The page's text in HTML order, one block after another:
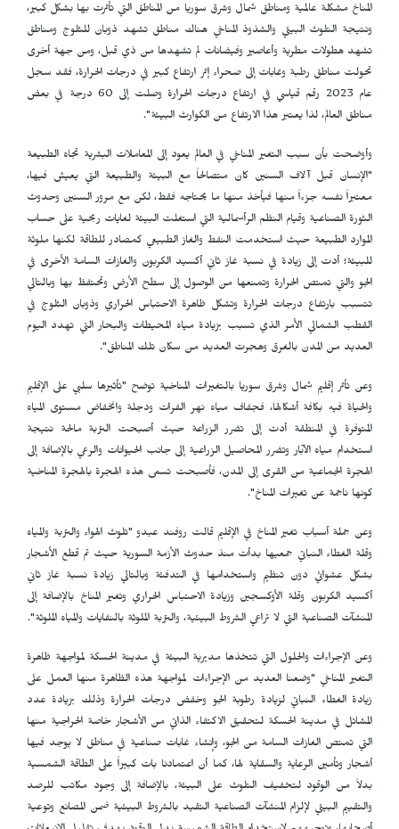
المناخ مشكلة عالمية ومناطق شمال وشرق سوريا من المناطق التي تأثرت بها بشكل كبير،
ونتيجة التلوث البيئي والشذوذ المناخي هناك مناطق تشهد ذوبان للثلوج ومناطق
تشهد هطولات مطرية وأعاصير وفيضانات لم تشهدها من ذي قبل، ومن جهة أخرى
تحولت مناطق رطبة وغابات إلى صحراء إثر ارتفاع كبير في درجات الحرارة، فقد سجل
عام 2023 رقم قياسي في ارتفاع درجات الحرارة وصلت إلى 60 درجة في بعض
مناطق العالم، لذا يعتبر هذا الارتفاع من الكوارث البيئة".
وأوضحت بأن سبب التغير المناخي في العالم يعود إلى المعاملات البشرية تجاه الطبيعة
"الإنسان قبل آلاف السنين كان متصالحاً مع البيئة والطبيعة التي يعيش فيها،
معتبراً نفسه جزءاً منها فيأخذ منها ما يحتاجه فقط، لكن مع مرور السنين وحدوث
الثورة الصناعية وقيام النظم الرأسمالية التي استغلت البيئة لغايات ربحية على حساب
الموارد الطبيعة حيث استخدمت النفط والغاز الطبيعي كمصادر للطاقة لكنها ملوثة
للبيئة؛ أدت إلى زيادة في نسبة غاز ثاني أكسيد الكربون والغازات السامة الأخرى في
الجو والتي تمتص الحرارة وتمنعها من الوصول إلى سطح الأرض وتحتفظ بها وبالتالي
تتسبب بارتفاع درجات الحرارة وتشكل ظاهرة الاحتباس الحراري وذوبان الثلوج في
القطب الشمالي الأمر الذي تسبب بزيادة مياه المحيطات والبحار التي تهدد اليوم
العديد من المدن بالغرق وهجرت العديد من سكان تلك المناطق".
وعن تأثر إقليم شمال وشرق سوريا بالتغيرات المناخية توضح "تأثيرها سلبي على الإقليم
والحياة فيه بكافة أشكالها، فجفاف مياه نهر الفرات ودجلة وانخفاض مستوى المياه
المتوفرة في المنطقة أدت إلى تضرر الزراعة حيث أصبحت التربة مالحة نتيجة
استخدام مياه الآبار وتضرر المحاصيل الزراعية إلى جانب الحيوانات والرعي بالإضافة إلى
الهجرة الجماعية من القرى إلى المدن، فأصبحت تسمى هذه الهجرة بالهجرة المناخية
كونها ناجمة عن تغيرات المناخ".
وعن جملة أسباب تغير المناخ في الإقليم قالت روفند عبدو "تلوث الهواء والتربة والمياه
وقلة الغطاء النباتي جمعيها بدأت منذ حدوث الأزمة السورية حيث تم قطع الأشجار
بشكل عشوائي دون تنظيم واستخدامها في التدفئة وبالتالي زيادة نسبة غاز ثاني
أكسيد الكربون وقلة الأوكسجين وزيادة الاحتباس الحراري وتغير المناخ بالإضافة إلى
المنشآت الصناعية التي لا تراعي الشروط البيئية، والتربة الملوثة بالنفايات والمياه الملوثة".
وعن الإجراءات والحلول التي تتخذها مديرية البيئة في مدينة الحسكة لمواجهة ظاهرة
التغير المناخي "وضعنا العديد من الإجراءات لمواجهة هذه الظاهرة منها العمل على
زيادة الغطاء النباتي لزيادة رطوبة الجو وخفض درجات الحرارة وذلك بزيادة عدد
المشاتل في مدينة الحسكة لتحقيق الاكتفاء الذاتي من الأشجار خاصة الحراجية منها
التي تمتص الغازات السامة من الجو، وإنشاء غابات صناعية في مناطق لا يوجد فيها
أشجار وتأمين الرعاية والسقاية لها، كما أن اعتمادنا بات كبيراً على الطاقة الشمسية
بدلاً من الوقود لتخفيف التلوث على البيئة، بالإضافة إلى وجود مكاتب للرصد
والتقييم البيئي لإلزام المنشآت الصناعية التقيد بالشروط البيئية ضمن المصانع وتوعية